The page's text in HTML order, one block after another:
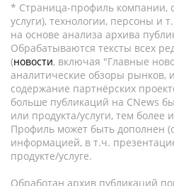
* Страница-профиль компании,
услуги), технологии, персоны и
на основе анализа архива
Обрабатываются тексты всех
(новости, включая "Главные
аналитические обзоры рынков,
содержание партнёрских
больше публикаций на CNews
или продукта/услуги, тем
Профиль может быть дополнен
информацией, в т.ч.
продукте/услуге.
Обработан архив публикаций